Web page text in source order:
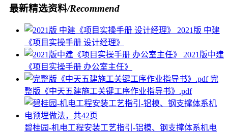
最新精选资料/Recommend
2021版 中建
《项目实操手册 设计经理》
2021版中建
《项目实操手册 办公室主任》
完
整版《中天五建施工关键工序作业指导书》.pdf
碧桂园-机电工程安装工艺指引-铝模、钢支撑体系机电